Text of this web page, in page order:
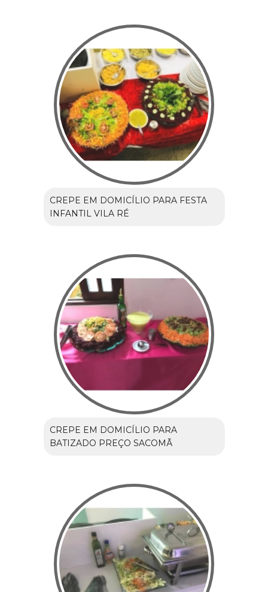
CREPE EM DOMICÍLIO PARA FESTA
INFANTIL VILA RÉ
CREPE EM DOMICÍLIO PARA
BATIZADO PREÇO SACOMÃ